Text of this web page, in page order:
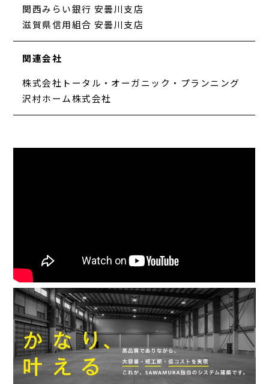
関西みらい銀行 安曇川支店
滋賀県信用組合 安曇川支店
関連会社
株式会社トータル・オーガニック・プランニング
沢村ホーム株式会社